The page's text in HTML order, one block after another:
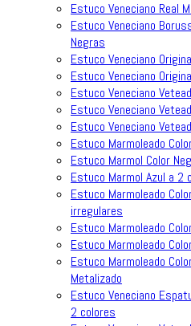
Estuco Veneciano Real
Estuco Veneciano
Negras
Estuco Veneciano
Estuco Veneciano
Estuco Veneciano
Estuco Veneciano
Estuco Veneciano
Estuco Marmoleado
Estuco Marmol Color
Estuco Marmol Azul a 2
Estuco Marmoleado
irregulares
Estuco Marmoleado
Estuco Marmoleado
Estuco Marmoleado
Metalizado
Estuco Veneciano
2 colores